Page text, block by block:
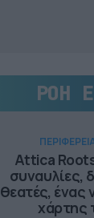
ΡΟΗ
Attica
συναυλίες,
θεατές, ένας
χάρτης